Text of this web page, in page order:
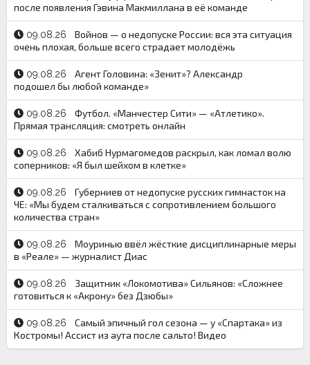
после появления Гэвина Макмиллана в её команде
09.08.26
Войнов — о недопуске России: вся эта ситуация
очень плохая, больше всего страдает молодёжь
09.08.26
Агент Головина: «Зенит»? Александр
подошел бы любой команде»
09.08.26
Футбол. «Манчестер Сити» — «Атлетико».
Прямая трансляция: смотреть онлайн
09.08.26
Хабиб Нурмагомедов раскрыл, как ломал волю
соперников: «Я был шейхом в клетке»
09.08.26
Губерниев от недопуске русских гимнасток на
ЧЕ: «Мы будем сталкиваться с сопротивлением большого
количества стран»
09.08.26
Моуринью ввёл жёсткие дисциплинарные меры
в «Реале» — журналист Диас
09.08.26
Защитник «Локомотива» Сильянов: «Сложнее
готовиться к «Акрону» без Дзюбы»
09.08.26
Самый эпичный гол сезона — у «Спартака» из
Костромы! Ассист из аута после сальто! Видео